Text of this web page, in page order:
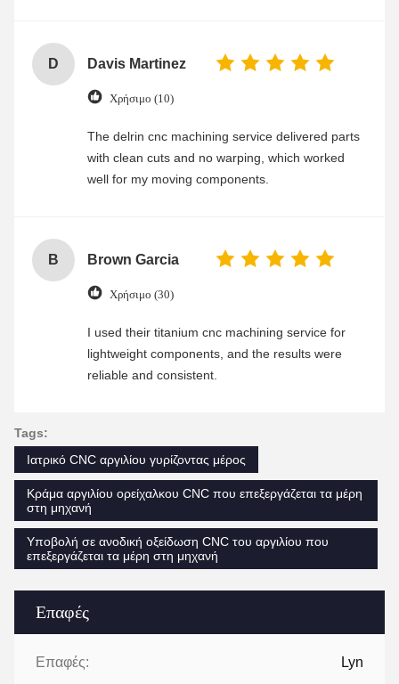
Επαφές
Επαφές: Lyn
D Davis Martinez
Χρήσιμο (10)
The delrin cnc machining service delivered parts
with clean cuts and no warping, which worked
well for my moving components.
B Brown Garcia
Χρήσιμο (30)
I used their titanium cnc machining service for
lightweight components, and the results were
reliable and consistent.
Tags:
Ιατρικό CNC αργιλίου γυρίζοντας μέρος
Κράμα αργιλίου ορείχαλκου CNC που επεξεργάζεται τα μέρη
στη μηχανή
Υποβολή σε ανοδική οξείδωση CNC του αργιλίου που
επεξεργάζεται τα μέρη στη μηχανή